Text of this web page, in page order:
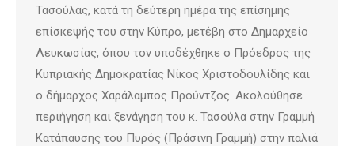
Τασούλας, κατά τη δεύτερη ημέρα της επίσημης
επίσκεψής του στην Κύπρο, μετέβη στο Δημαρχείο
Λευκωσίας, όπου τον υποδέχθηκε ο Πρόεδρος της
Κυπριακής Δημοκρατίας Νίκος Χριστοδουλίδης και
ο δήμαρχος Χαράλαμπος Προύντζος. Ακολούθησε
περιήγηση και ξενάγηση του κ. Τασούλα στην Γραμμή
Κατάπαυσης του Πυρός (Πράσινη Γραμμή) στην παλιά